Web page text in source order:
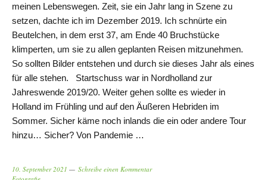
meinen Lebenswegen. Zeit, sie ein Jahr lang in Szene zu
setzen, dachte ich im Dezember 2019. Ich schnürte ein
Beutelchen, in dem erst 37, am Ende 40 Bruchstücke
klimperten, um sie zu allen geplanten Reisen mitzunehmen.
So sollten Bilder entstehen und durch sie dieses Jahr als eines
für alle stehen. Startschuss war in Nordholland zur
Jahreswende 2019/20. Weiter gehen sollte es wieder in
Holland im Frühling und auf den Äußeren Hebriden im
Sommer. Sicher käme noch inlands die ein oder andere Tour
hinzu… Sicher? Von Pandemie …
10. September 2021
Schreibe einen Kommentar